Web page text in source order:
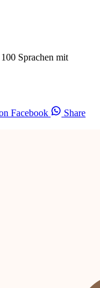
Sprachen mit
Facebook
Share